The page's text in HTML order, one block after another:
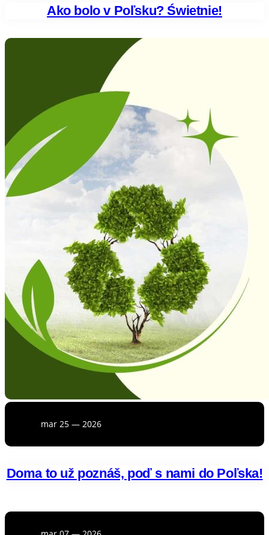
Ako bolo v Poľsku? Świetnie!
mar 25 — 2026
Doma to už poznáš, poď s nami do Poľska!